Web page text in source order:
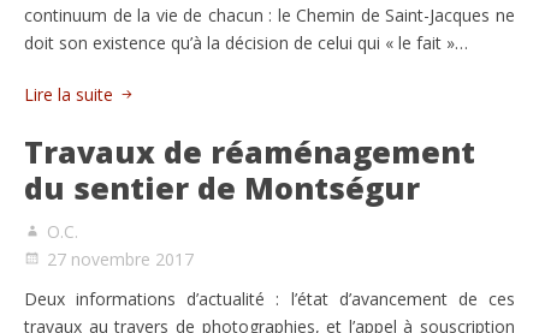
continuum de la vie de chacun : le Chemin de Saint-Jacques ne
doit son existence qu’à la décision de celui qui « le fait »…
Lire la suite
Travaux de réaménagement
du sentier de Montségur
O.C.
27 novembre 2017
Deux informations d’actualité : l’état d’avancement de ces
travaux au travers de photographies, et l’appel à souscription